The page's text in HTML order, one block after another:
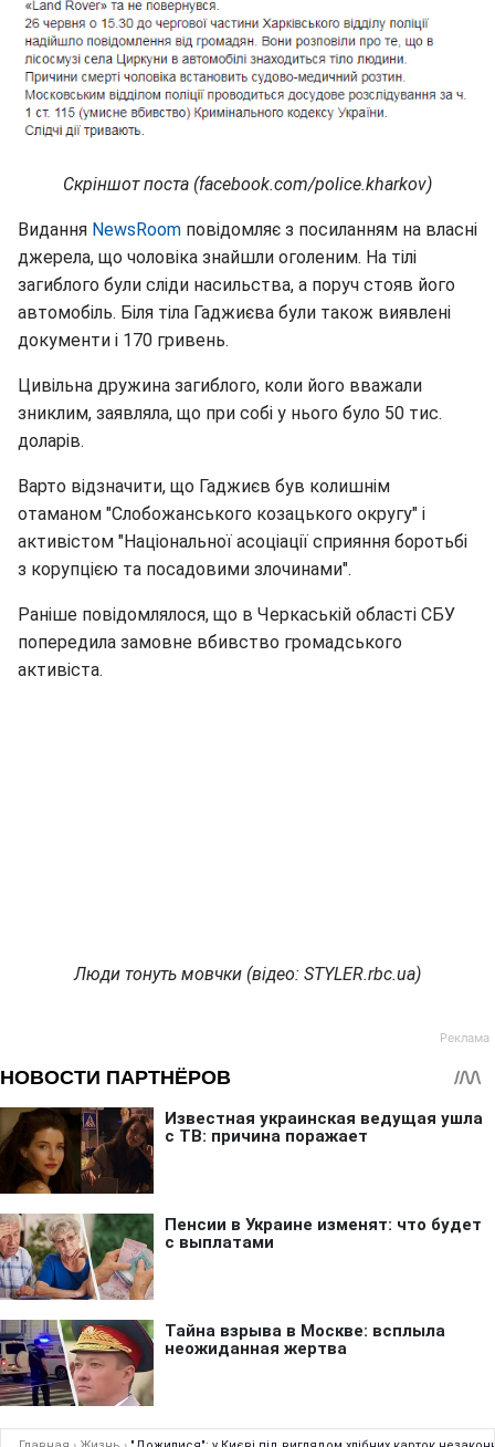
Скріншот поста (facebook.com/police.kharkov)
Видання NewsRoom повідомляє з посиланням на власні
джерела, що чоловіка знайшли оголеним. На тілі
загиблого були сліди насильства, а поруч стояв його
автомобіль. Біля тіла Гаджиєва були також виявлені
документи і 170 гривень.
Цивільна дружина загиблого, коли його вважали
зниклим, заявляла, що при собі у нього було 50 тис.
доларів.
Варто відзначити, що Гаджиєв був колишнім
отаманом "Слобожанського козацького округу" і
активістом "Національної асоціації сприяння боротьбі
з корупцією та посадовими злочинами".
Раніше повідомлялося, що в Черкаській області СБУ
попередила замовне вбивство громадського
активіста.
Люди тонуть мовчки (відео: STYLER.rbc.ua)